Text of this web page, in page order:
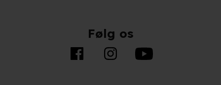
unikke karakteristika (fingerprinting)
Du kan altid trække dit samtykke tilbage eller ændre
Følg os